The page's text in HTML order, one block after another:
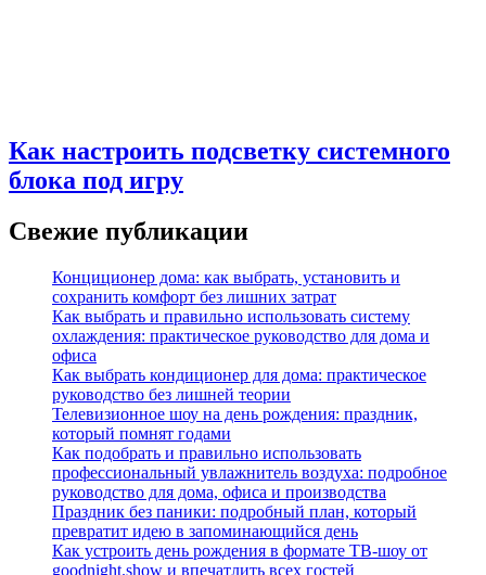
Как настроить подсветку системного
блока под игру
Свежие публикации
Конциционер дома: как выбрать, установить и
сохранить комфорт без лишних затрат
Как выбрать и правильно использовать систему
охлаждения: практическое руководство для дома и
офиса
Как выбрать кондиционер для дома: практическое
руководство без лишней теории
Телевизионное шоу на день рождения: праздник,
который помнят годами
Как подобрать и правильно использовать
профессиональный увлажнитель воздуха: подробное
руководство для дома, офиса и производства
Праздник без паники: подробный план, который
превратит идею в запоминающийся день
Как устроить день рождения в формате ТВ‑шоу от
goodnight.show и впечатлить всех гостей